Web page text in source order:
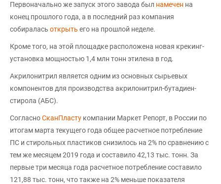
Первоначально же запуск этого завода был намечен на
конец прошлого года, а в последний раз компания
собиралась открыть его на прошлой неделе.
Кроме того, на этой площадке расположена новая крекинг-
установка мощностью 1,4 млн тонн этилена в год.
Акрилонитрил является одним из основных сырьевых
компонентов для производства акрилонитрил-бутадиен-
стирола (АБС).
СогласноСканПласту компании Маркет Репорт, в России по
итогам марта текущего года общее расчетное потребление
ПС и стирольных пластиков снизилось на 2% по сравнению с
тем же месяцем 2019 года и составило 42,13 тыс. тонн. За
первые три месяца года расчетное потребление составило
121,88 тыс. тонн, что также на 2% меньше показателя